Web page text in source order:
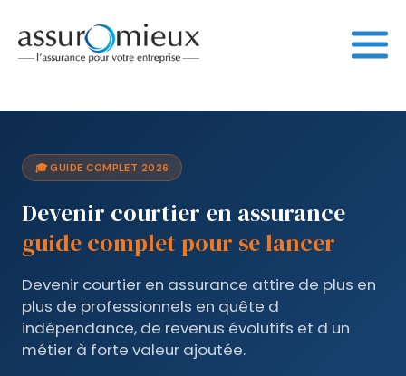
🎓 GUIDE COMPLET 2026
Devenir courtier en assurance
guide complet pour se lancer
Devenir courtier en assurance attire de plus en
plus de professionnels en quête d
indépendance, de revenus évolutifs et d un
métier à forte valeur ajoutée.